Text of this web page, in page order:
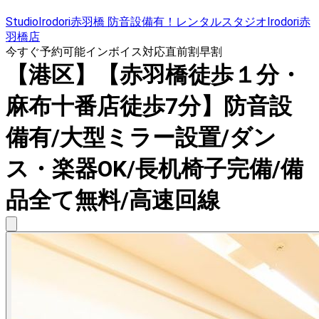
StudioIrodori赤羽橋 防音設備有！レンタルスタジオIrodori赤
羽橋店
今すぐ予約可能インボイス対応直前割早割
【港区】【赤羽橋徒歩１分・
麻布十番店徒歩7分】防音設
備有/大型ミラー設置/ダン
ス・楽器OK/長机椅子完備/備
品全て無料/高速回線